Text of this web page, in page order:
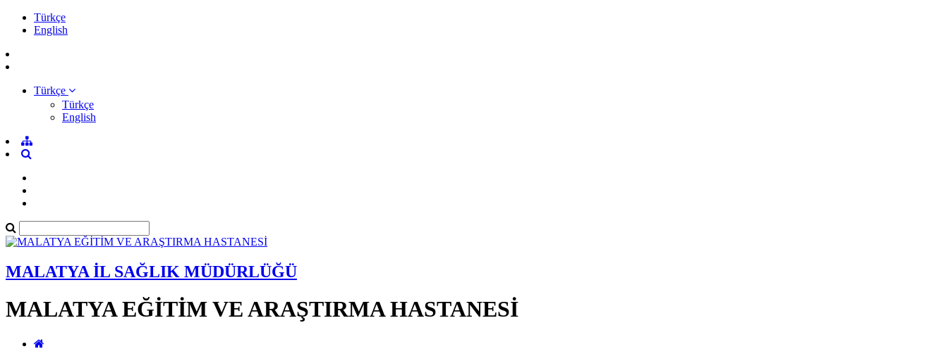
Türkçe
English
Türkçe
Türkçe
English
MALATYA İL SAĞLIK MÜDÜRLÜĞÜ
MALATYA EĞİTİM VE ARAŞTIRMA HASTANESİ